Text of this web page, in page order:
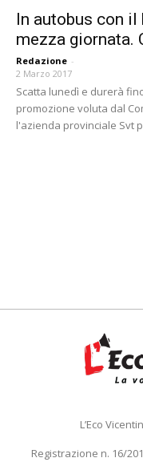
In autobus con
mezza giornata.
Redazione -
2 Marzo 2017
Scatta lunedì e durerà
promozione voluta dal
l'azienda provinciale Svt
L’Eco
Registrazione n. 16/